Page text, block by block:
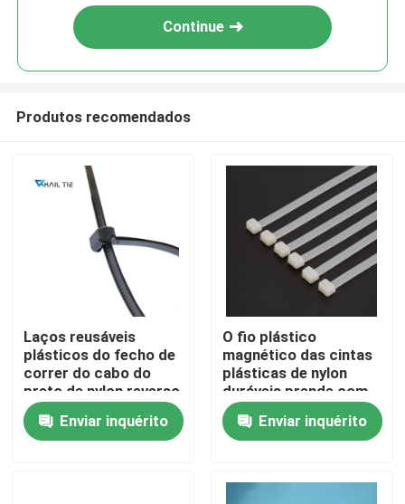
Casa
Produtos
Continue
Produtos recomendados
Laços reusáveis
plásticos do fecho de
correr do cabo do
preto de nylon reverso
UV da cinta plástica
do denteEnviar inquérito
O fio plástico
magnético das cintas
plásticas de nylon
duráveis prende com
correias o fogo 94V-2
- resistenteEnviar inquérito